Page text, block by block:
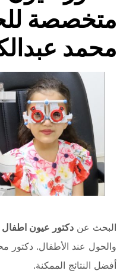
متخصصة
محمد
البحث عن دكتور عيون اطفال
والحول عند الأطفال.
أفضل النتائج الممكنة.